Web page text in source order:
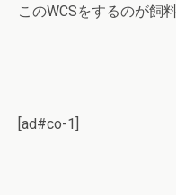
このWCSをするのが飼
[ad#co-1]